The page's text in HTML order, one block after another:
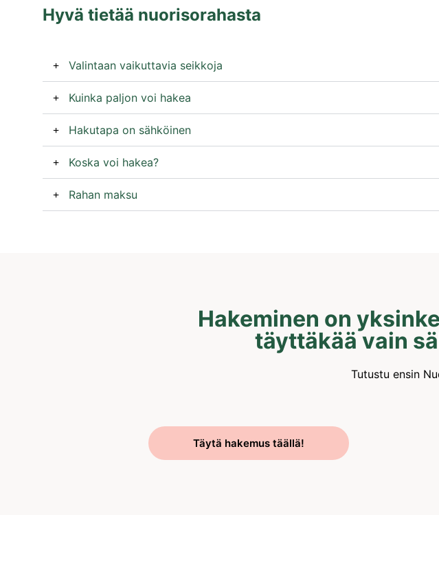
Hyvä tietää nuorisorahasta
Valintaan vaikuttavia seikkoja
Kuinka paljon voi hakea
Hakutapa on sähköinen
Koska voi hakea?
Rahan maksu
Hakeminen on
täyttäkää vain
Tutustu ensin
Täytä hakemus täällä!